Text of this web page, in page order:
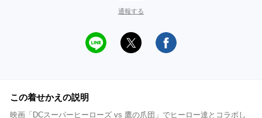
通報する
この着せかえの説明
映画「DCスーパーヒーローズ vs 鷹の爪団」でヒーロー達とコラボし